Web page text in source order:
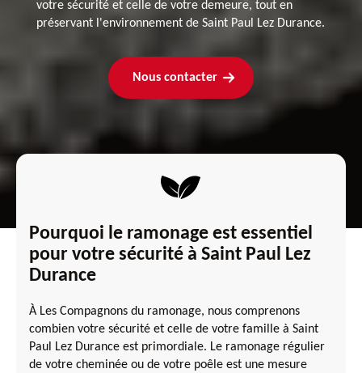
votre sécurité et celle de votre demeure, tout en
préservant l'environnement de Saint Paul Lez Durance.
Nous contacter
Pourquoi le ramonage est essentiel
pour votre sécurité à Saint Paul Lez
Durance
À Les Compagnons du ramonage, nous comprenons
combien votre sécurité et celle de votre famille à Saint
Paul Lez Durance est primordiale. Le ramonage régulier
de votre cheminée ou de votre poêle est une mesure